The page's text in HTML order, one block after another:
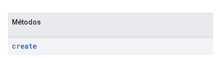
Métodos
create